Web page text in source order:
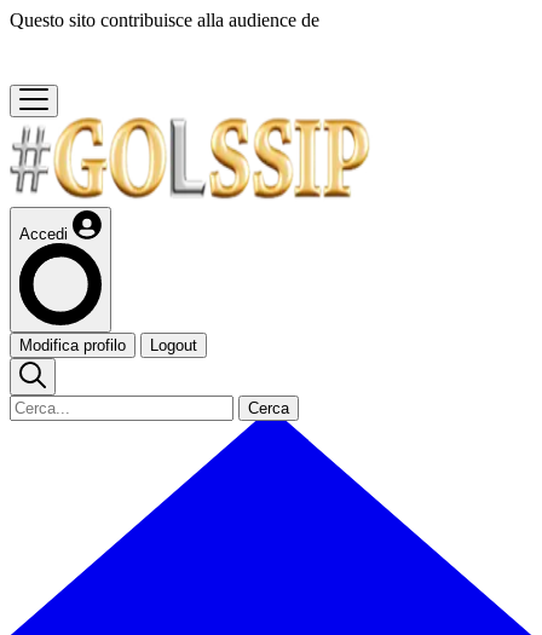
Questo sito contribuisce alla audience de
Accedi
Modifica profilo Logout
Cerca